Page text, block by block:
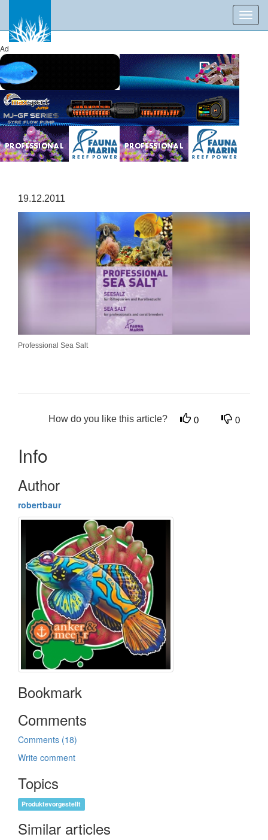
Ad
19.12.2011
Professional Sea Salt
How do you like this article? 0 0
Info
Author
robertbaur
Bookmark
Comments
Comments (18)
Write comment
Topics
Produktevorgestellt
Similar articles